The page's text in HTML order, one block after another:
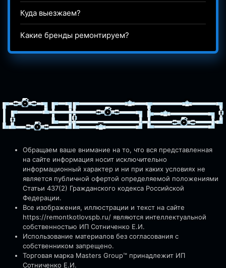
Куда выезжаем?
Какие бренды ремонтируем?
Обращаем ваше внимание на то, что вся представленная
на сайте информация носит исключительно
информационный характер и ни при каких условиях не
является публичной офертой определяемой положениями
Статьи 437(2) Гражданского кодекса Российской
Федерации.
Все изображения, иллюстрации и текст на сайте
https://remontkotlovspb.ru/ являются интеллектуальной
собственностью ИП Сотниченко Е.И.
Использование материалов без согласования с
собственником запрещено.
Торговая марка Masters Group™ принадлежит ИП
Сотниченко Е.И.